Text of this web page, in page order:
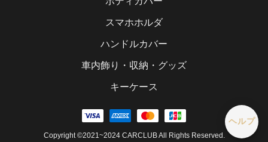
スマホホルダ
ハンドルカバー
車内飾り・収納・グッズ
キーケース
Copyright ©2021~2024 CARCLUB All Rights Reserved.
ヘルプ